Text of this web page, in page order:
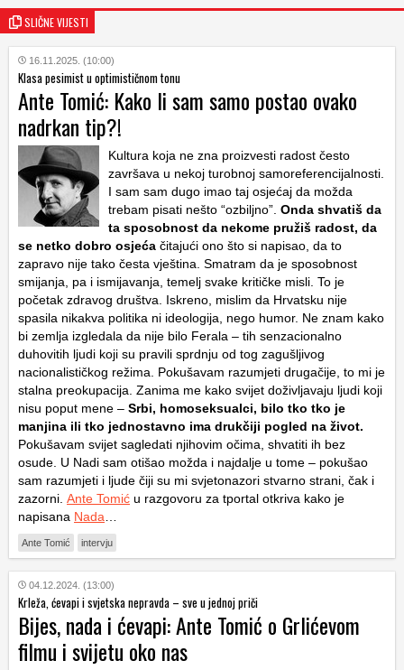
SLIČNE VIJESTI
16.11.2025. (10:00)
Klasa pesimist u optimističnom tonu
Ante Tomić: Kako li sam samo postao ovako
nadrkan tip?!
Kultura koja ne zna proizvesti radost često
završava u nekoj turobnoj samoreferencijalnosti.
I sam sam dugo imao taj osjećaj da možda
trebam pisati nešto “ozbiljno”. Onda shvatiš da
ta sposobnost da nekome pružiš radost, da
se netko dobro osjeća čitajući ono što si napisao, da to
zapravo nije tako česta vještina. Smatram da je sposobnost
smijanja, pa i ismijavanja, temelj svake kritičke misli. To je
početak zdravog društva. Iskreno, mislim da Hrvatsku nije
spasila nikakva politika ni ideologija, nego humor. Ne znam kako
bi zemlja izgledala da nije bilo Ferala – tih senzacionalno
duhovitih ljudi koji su pravili sprdnju od tog zagušljivog
nacionalističkog režima. Pokušavam razumjeti drugačije, to mi je
stalna preokupacija. Zanima me kako svijet doživljavaju ljudi koji
nisu poput mene – Srbi, homoseksualci, bilo tko tko je
manjina ili tko jednostavno ima drukčiji pogled na život.
Pokušavam svijet sagledati njihovim očima, shvatiti ih bez
osude. U Nadi sam otišao možda i najdalje u tome – pokušao
sam razumjeti i ljude čiji su mi svjetonazori stvarno strani, čak i
zazorni. Ante Tomić u razgovoru za tportal otkriva kako je
napisana Nada
Ante Tomić intervju
04.12.2024. (13:00)
Krleža, ćevapi i svjetska nepravda – sve u jednoj priči
Bijes, nada i ćevapi: Ante Tomić o Grlićevom
filmu i svijetu oko nas